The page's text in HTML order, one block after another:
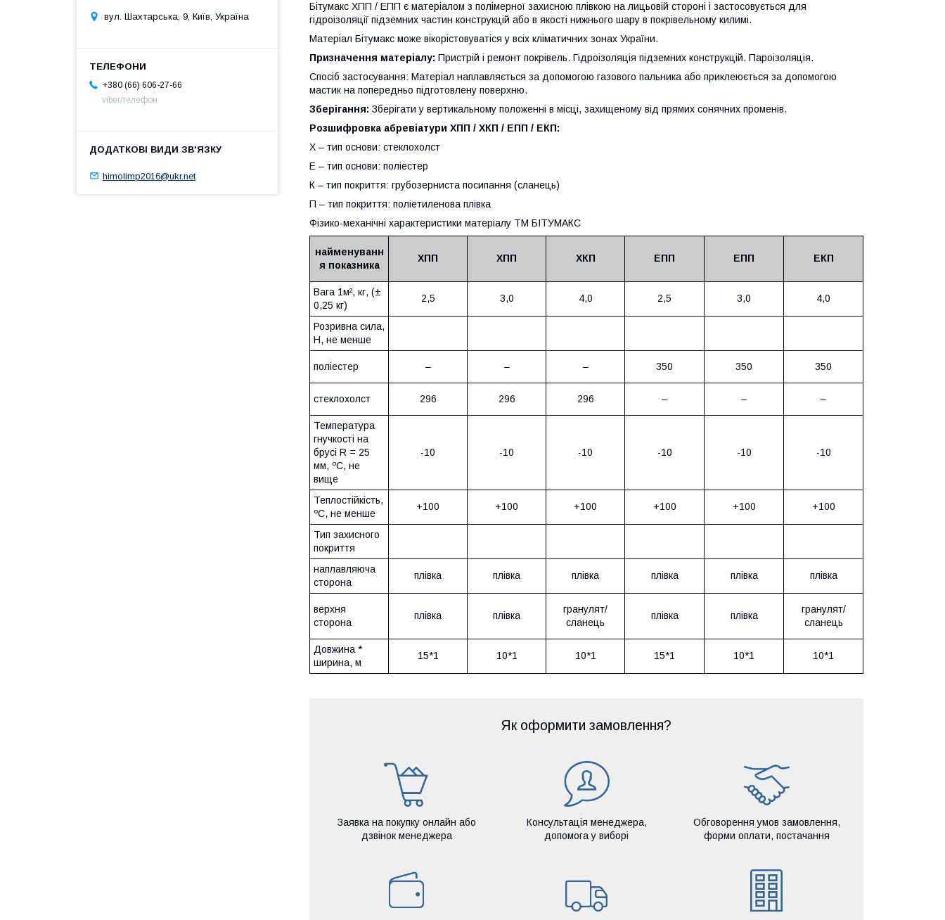
Бітумакс ХПП / ЕПП є матеріалом з полімерної захисною плівкою на лицьовій стороні і застосовується для
гідроізоляції підземних частин конструкцій або в якості нижнього шару в покрівельному килимі.
Матеріал Бітумакс може вікорістовуватіся у всіх кліматичних зонах України.
Призначення матеріалу: Пристрій і ремонт покрівель. Гідроізоляція підземних конструкцій. Пароізоляція.
Спосіб застосування: Матеріал наплавляється за допомогою газового пальника або приклеюється за допомогою
мастик на попередньо підготовлену поверхню.
Зберігання: Зберігати у вертикальному положенні в місці, захищеному від прямих сонячних променів.
Розшифровка абревіатури ХПП / ХКП / ЕПП / ЕКП:
Х – тип основи: стеклохолст
Е – тип основи: поліестер
К – тип покриття: грубозерниста посипання (сланець)
П – тип покриття: поліетиленова плівка
Фізико-механічні характеристики матеріалу ТМ БІТУМАКС
найменуванн
я показника
ХПП ХПП ХКП ЕПП ЕПП ЕКП
Вага 1м², кг, (±
0,25 кг)
2,5 3,0 4,0 2,5 3,0 4,0
Розривна сила,
Н, не менше
поліестер – – – 350 350 350
стеклохолст 296 296 296 – – –
Температура
гнучкості на
брусі R = 25
мм, ºС, не
вище
-10 -10 -10 -10 -10 -10
Теплостійкість,
ºС, не менше
+100 +100 +100 +100 +100 +100
Тип захисного
покриття
наплавляюча
сторона
плівка плівка плівка плівка плівка плівка
верхня
сторона
плівка плівка
гранулят/
сланець
плівка плівка
гранулят/
сланець
Довжина *
ширина, м
15*1 10*1 10*1 15*1 10*1 10*1
Як оформити замовлення?
Заявка на покупку онлайн або
дзвінок менеджера
Консультація менеджера,
допомога у виборі
Обговорення умов замовлення,
форми оплати, постачання
вул. Шахтарська, 9, Київ, Україна
+380 (66) 606-27-66
viber/телефон
himolimp2016@ukr.net